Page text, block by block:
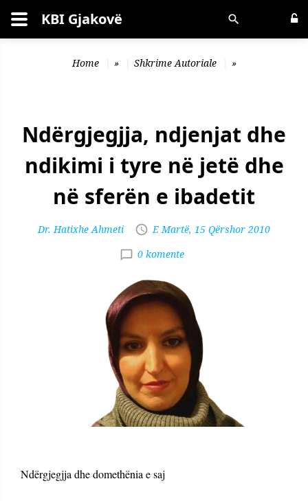
Kërko KBI Gjakovë
Home » Shkrime Autoriale »
Ndërgjegjja, ndjenjat dhe
ndikimi i tyre në jetë dhe
në sferën e ibadetit
Dr. Hatixhe Ahmeti
E Martë, 15 Qërshor 2010
0 komente
Ndërgjegjja dhe domethënia e saj